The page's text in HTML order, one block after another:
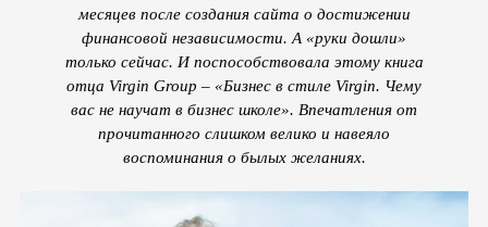
месяцев после создания сайта о достижении
финансовой независимости. А «руки дошли»
только сейчас. И поспособствовала этому книга
отца Virgin Group – «Бизнес в стиле Virgin. Чему
вас не научат в бизнес школе». Впечатления от
прочитанного слишком велико и навеяло
воспоминания о былых желаниях.